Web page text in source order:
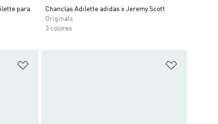
para
Chanclas Adilette adidas x Jeremy Scott
Originals
3 colores